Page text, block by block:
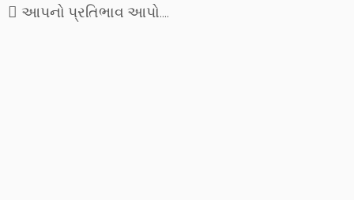
આપનો પ્રતિભાવ આપો....